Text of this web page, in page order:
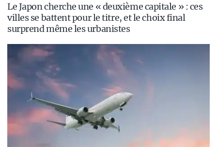
Le Japon cherche une « deuxième capitale » : ces
villes se battent pour le titre, et le choix final
surprend même les urbanistes